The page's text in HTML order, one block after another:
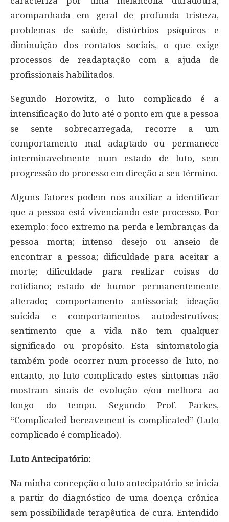
acompanhada em geral de profunda tristeza,
problemas de saúde, distúrbios psíquicos e
diminuição dos contatos sociais, o que exige
processos de readaptação com a ajuda de
profissionais habilitados.
Segundo Horowitz, o luto complicado é a
intensificação do luto até o ponto em que a pessoa
se sente sobrecarregada, recorre a um
comportamento mal adaptado ou permanece
interminavelmente num estado de luto, sem
progressão do processo em direção a seu término.
Alguns fatores podem nos auxiliar a identificar
que a pessoa está vivenciando este processo. Por
exemplo: foco extremo na perda e lembranças da
pessoa morta; intenso desejo ou anseio de
encontrar a pessoa; dificuldade para aceitar a
morte; dificuldade para realizar coisas do
cotidiano; estado de humor permanentemente
alterado; comportamento antissocial; ideação
suicida e comportamentos autodestrutivos;
sentimento que a vida não tem qualquer
significado ou propósito. Esta sintomatologia
também pode ocorrer num processo de luto, no
entanto, no luto complicado estes sintomas não
mostram sinais de evolução e/ou melhora ao
longo do tempo. Segundo Prof. Parkes,
“Complicated bereavement is complicated” (Luto
complicado é complicado).
Luto Antecipatório:
Na minha concepção o luto antecipatório se inicia
a partir do diagnóstico de uma doença crônica
sem possibilidade terapêutica de cura. Entendido